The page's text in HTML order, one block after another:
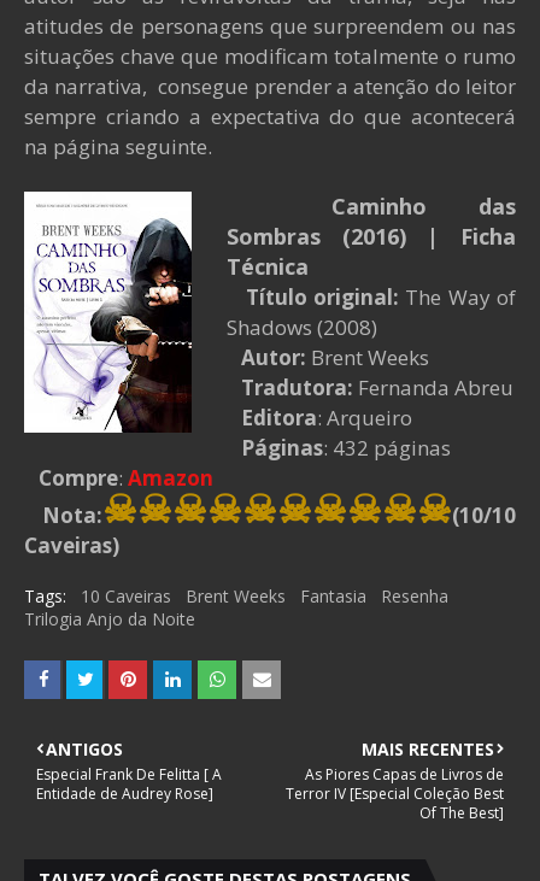
atitudes de personagens que surpreendem ou nas
situações chave que modificam totalmente o rumo
da narrativa, consegue prender a atenção do leitor
sempre criando a expectativa do que acontecerá
na página seguinte.
Caminho das
Sombras (2016)
| Ficha
Técnica
Título original: The Way of
Shadows (2008)
Autor: Brent Weeks
Tradutora: Fernanda Abreu
Editora: Arqueiro
Páginas: 432 páginas
Compre: Amazon
Nota:☠☠☠☠☠☠☠☠☠☠(10/10
Caveiras)
Tags: 10 Caveiras Brent Weeks Fantasia
Resenha
Trilogia Anjo da Noite
MAIS RECENTES
As Piores Capas de Livros de
Terror IV [Especial Coleção Best
Of The Best]
ANTIGOS
Especial Frank De Felitta [ A
Entidade de Audrey Rose]